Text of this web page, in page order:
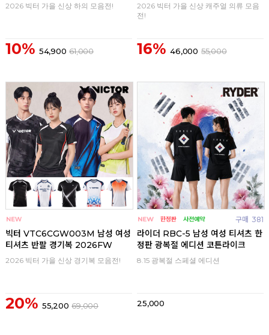
2026 빅터 가을 신상 하의 모음전!
10% 54,900 61,000
2026 빅터 가을 신상 캐주얼 의류 모음
전!
16% 46,000 55,000
빅터 VTC6CGW003M 남성 여성
티셔츠 반팔 경기복 2026FW
2026 빅터 가을 신상 경기복 모음전!
20% 55,200 69,000
구매 381
라이더 RBC-5 남성 여성 티셔츠 한
정판 광복절 에디션 코튼라이크
8.15 광복절 스페셜 에디션
25,000